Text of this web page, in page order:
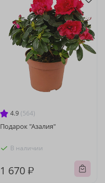
4.9 (564)
Подарок "Азалия"
В наличии
1 670 ₽